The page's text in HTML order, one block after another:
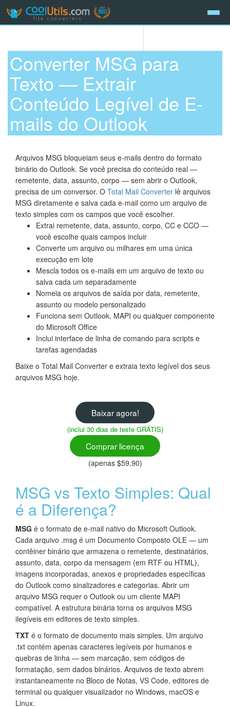
Converter MSG para
Texto — Extrair
Conteúdo Legível de E-
mails do Outlook
Arquivos MSG bloqueiam seus e-mails dentro do formato
binário do Outlook. Se você precisa do conteúdo real —
remetente, data, assunto, corpo — sem abrir o Outlook,
precisa de um conversor. O Total Mail Converter lê arquivos
MSG diretamente e salva cada e-mail como um arquivo de
texto simples com os campos que você escolher.
Extrai remetente, data, assunto, corpo, CC e CCO —
você escolhe quais campos incluir
Converte um arquivo ou milhares em uma única
execução em lote
Mescla todos os e-mails em um arquivo de texto ou
salva cada um separadamente
Nomeia os arquivos de saída por data, remetente,
assunto ou modelo personalizado
Funciona sem Outlook, MAPI ou qualquer componente
do Microsoft Office
Inclui interface de linha de comando para scripts e
tarefas agendadas
Baixe o Total Mail Converter e extraia texto legível dos seus
arquivos MSG hoje.
Baixar agora!
(inclui 30 dias de teste GRÁTIS)
Comprar licença
(apenas $59,90)
MSG vs Texto Simples: Qual
é a Diferença?
MSG é o formato de e-mail nativo do Microsoft Outlook.
Cada arquivo .msg é um Documento Composto OLE — um
contêiner binário que armazena o remetente, destinatários,
assunto, data, corpo da mensagem (em RTF ou HTML),
imagens incorporadas, anexos e propriedades específicas
do Outlook como sinalizadores e categorias. Abrir um
arquivo MSG requer o Outlook ou um cliente MAPI
compatível. A estrutura binária torna os arquivos MSG
ilegíveis em editores de texto simples.
TXT é o formato de documento mais simples. Um arquivo
.txt contém apenas caracteres legíveis por humanos e
quebras de linha — sem marcação, sem códigos de
formatação, sem dados binários. Arquivos de texto abrem
instantaneamente no Bloco de Notas, VS Code, editores de
terminal ou qualquer visualizador no Windows, macOS e
Linux.